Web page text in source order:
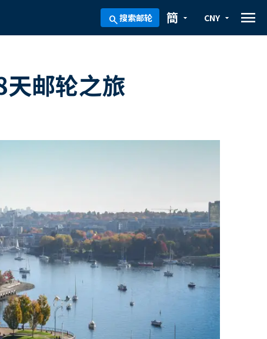
search搜索邮轮 arrow_drop_down
簡 arrow_drop_down
CNY menu
邮轮之旅